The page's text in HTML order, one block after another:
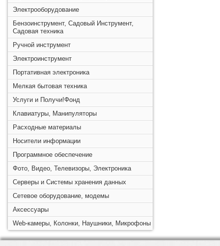
Электрооборудование
Бензоинструмент, Садовый Инструмент,
Садовая техника
Ручной инструмент
Электроинструмент
Портативная электроника
Мелкая бытовая техника
Услуги и Получи!Фонд
Клавиатуры, Манипуляторы
Расходные материалы
Носители информации
Программное обеспечение
Фото, Видео, Телевизоры, Электроника
Серверы и Системы хранения данных
Сетевое оборудование, модемы
Аксессуары
Web-камеры, Колонки, Наушники, Микрофоны